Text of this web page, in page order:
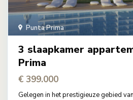
Punta Prima
3 slaapkamer
Prima
€ 399.000
Gelegen in het prestigieuze gebied